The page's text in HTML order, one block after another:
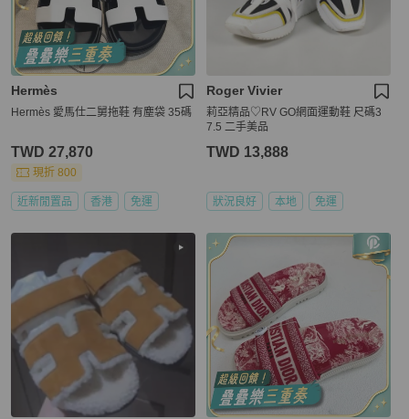
Hermès
Hermès 愛馬仕二舅拖鞋 有塵袋 35碼
TWD 27,870
現折 800
近新閒置品 香港 免運
Roger Vivier
莉亞精品♡RV GO網面運動鞋 尺碼3
7.5 二手美品
TWD 13,888
狀況良好 本地 免運